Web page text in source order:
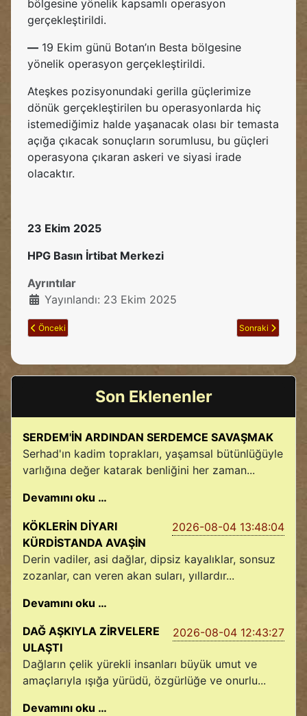
bölgesine yönelik kapsamlı operasyon
gerçekleştirildi.
— 19 Ekim günü Botan’ın Besta bölgesine
yönelik operasyon gerçekleştirildi.
Ateşkes pozisyonundaki gerilla güçlerimize
dönük gerçekleştirilen bu operasyonlarda hiç
istemediğimiz halde yaşanacak olası bir temasta
açığa çıkacak sonuçların sorumlusu, bu güçleri
operasyona çıkaran askeri ve siyasi irade
olacaktır.
23 Ekim 2025
HPG Basın İrtibat Merkezi
Ayrıntılar
Yayınlandı: 23 Ekim 2025
Önceki makale: 2018 Yılı Mücadele Şehitlerimizi Saygıyla Anıyoruz
Önceki Sonraki makale:
Sonraki
Son Eklenenler
SERDEM'İN ARDINDAN SERDEMCE SAVAŞMAK
Serhad'ın kadim toprakları, yaşamsal bütünlüğüyle
varlığına değer katarak benliğini her zaman...
Devamını oku …
2026-08-04 13:48:04
KÖKLERİN DİYARI
KÜRDİSTANDA AVAŞİN
Derin vadiler, asi dağlar, dipsiz kayalıklar, sonsuz
zozanlar, can veren akan suları, yıllardır...
Devamını oku …
2026-08-04 12:43:27
DAĞ AŞKIYLA ZİRVELERE
ULAŞTI
Dağların çelik yürekli insanları büyük umut ve
amaçlarıyla ışığa yürüdü, özgürlüğe ve onurlu...
Devamını oku …